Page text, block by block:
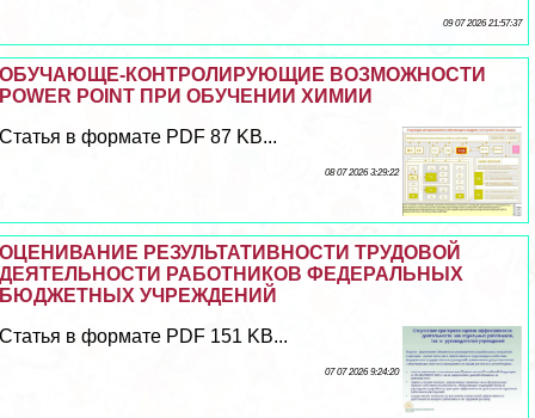
09 07 2026 21:57:37
ОБУЧАЮЩЕ-КОНТРОЛИРУЮЩИЕ ВОЗМОЖНОСТИ
POWER POINT ПРИ ОБУЧЕНИИ ХИМИИ
Статья в формате PDF 87 KB...
08 07 2026 3:29:22
ОЦЕНИВАНИЕ РЕЗУЛЬТАТИВНОСТИ ТРУДОВОЙ
ДЕЯТЕЛЬНОСТИ РАБОТНИКОВ ФЕДЕРАЛЬНЫХ
БЮДЖЕТНЫХ УЧРЕЖДЕНИЙ
Статья в формате PDF 151 KB...
07 07 2026 9:24:20